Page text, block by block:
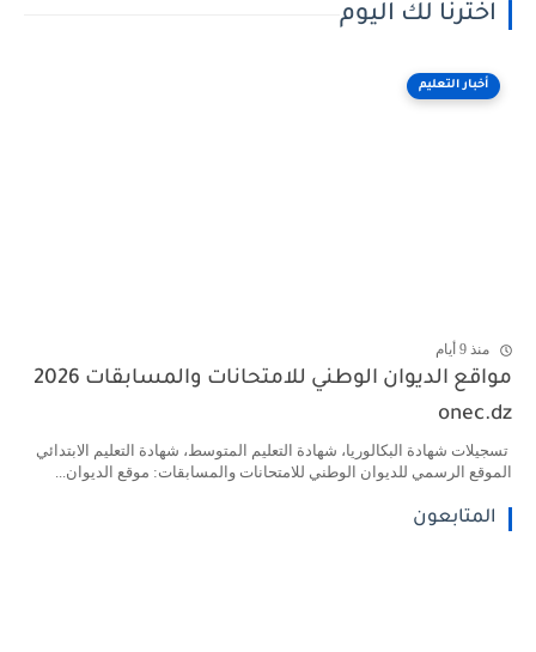
اخترنا لك اليوم
أخبار التعليم
منذ 9 أيام
مواقع الديوان الوطني للامتحانات والمسابقات 2026
onec.dz
تسجيلات شهادة البكالوريا، شهادة التعليم المتوسط، شهادة التعليم الابتدائي
الموقع الرسمي للديوان الوطني للامتحانات والمسابقات: موقع الديوان...
المتابعون